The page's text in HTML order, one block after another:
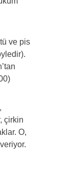
ve pis
çirkin
O,